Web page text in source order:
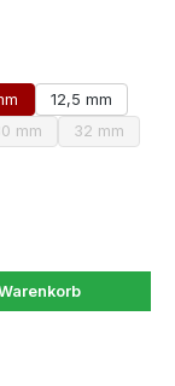
12,5 mm
mm
(Diese Option ist
32 mm
(Diese
Wert ein